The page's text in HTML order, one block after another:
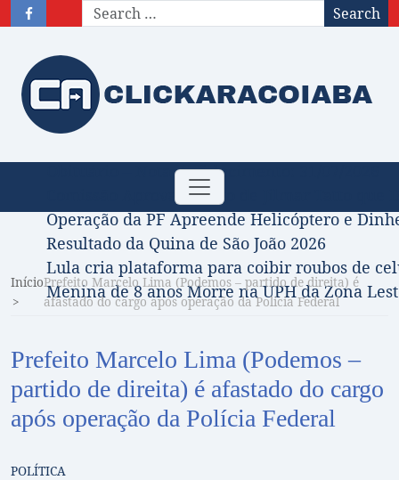
Search
Toggle
navigation
Obituário – Nota de falecimento: 31/07/2026
Comissão Aprova Projeto de Jilmar Tatto
Operação da PF Apreende Helicóptero e
Resultado da Quina de São João 2026
Lula cria plataforma para coibir roubos de
Menina de 8 anos Morre na UPH da Zona
InícioPrefeito Marcelo Lima (Podemos – partido de direita) é
afastado do cargo após operação da Polícia Federal
Prefeito Marcelo Lima (Podemos –
partido de direita) é afastado do cargo
após operação da Polícia Federal
POLÍTICA